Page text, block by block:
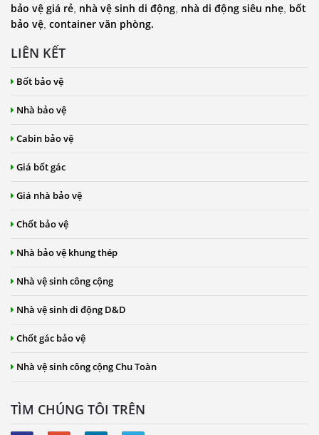
bảo vệ giá rẻ nhà vệ sinh di động nhà di động siêu nhẹ bốt
bảo vệ container văn phòng.
LIÊN KẾT
Bốt bảo vệ
Nhà bảo vệ
Cabin bảo vệ
Giá bốt gác
Giá nhà bảo vệ
Chốt bảo vệ
Nhà bảo vệ khung thép
Nhà vệ sinh công cộng
Nhà vệ sinh di động D&D
Chốt gác bảo vệ
Nhà vệ sinh công cộng Chu Toàn
TÌM CHÚNG TÔI TRÊN